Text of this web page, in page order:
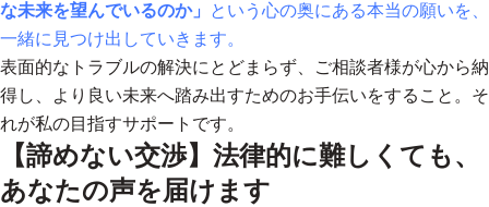
な未来を望んでいるのか」
という心の奥にある本当の願いを、
一緒に見つけ出していきます。
表面的なトラブルの解決にとどまらず、ご相談者様が心から納
得し、より良い未来へ踏み出すためのお手伝いをすること。そ
れが私の目指すサポートです。
【諦めない交渉】法律的に難しくても、
あなたの声を届けます